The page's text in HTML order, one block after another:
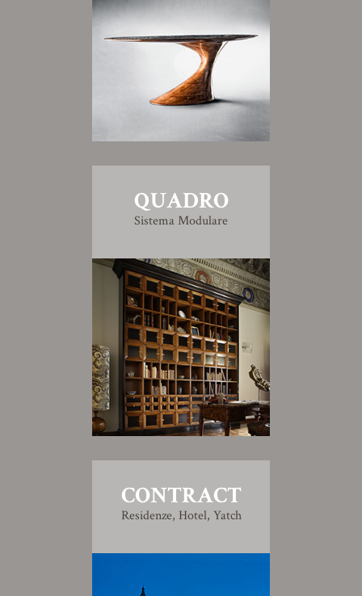
QUADRO
Sistema Modulare
CONTRACT
Residenze, Hotel, Yatch